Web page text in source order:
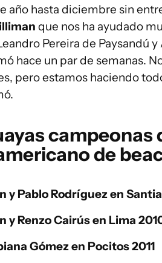
año hasta diciembre sin
que nos ha ayudado
Pereira de Paysandú
hace un par de semanas.
pero estamos haciendo
campeonas
de
y Pablo Rodríguez en
y Renzo Cairús en Lima
Gómez en Pocitos 2011